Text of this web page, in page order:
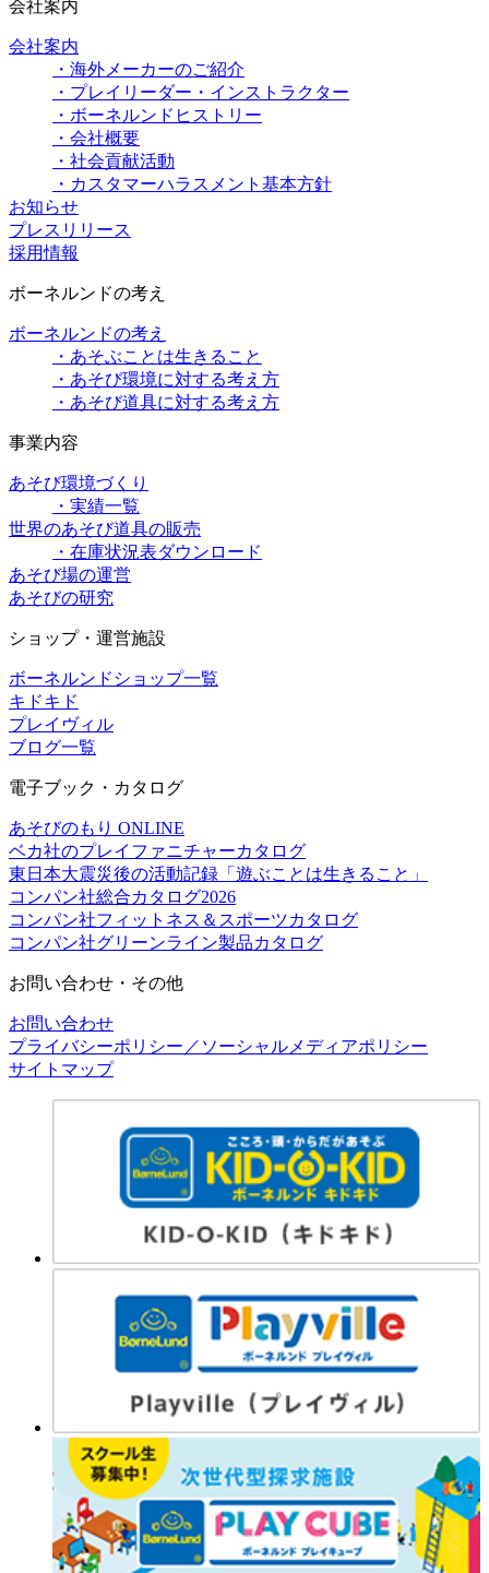
会社案内
会社案内
・海外メーカーのご紹介
・プレイリーダー・インストラクター
・ボーネルンドヒストリー
・会社概要
・社会貢献活動
・カスタマーハラスメント基本方針
お知らせ
プレスリリース
採用情報
ボーネルンドの考え
ボーネルンドの考え
・あそぶことは生きること
・あそび環境に対する考え方
・あそび道具に対する考え方
事業内容
あそび環境づくり
・実績一覧
世界のあそび道具の販売
・在庫状況表ダウンロード
あそび場の運営
あそびの研究
ショップ・運営施設
ボーネルンドショップ一覧
キドキド
プレイヴィル
ブログ一覧
電子ブック・カタログ
あそびのもり ONLINE
ベカ社のプレイファニチャーカタログ
東日本大震災後の活動記録「遊ぶことは生きること」
コンパン社総合カタログ2026
コンパン社フィットネス＆スポーツカタログ
コンパン社グリーンライン製品カタログ
お問い合わせ・その他
お問い合わせ
プライバシーポリシー／ソーシャルメディアポリシー
サイトマップ